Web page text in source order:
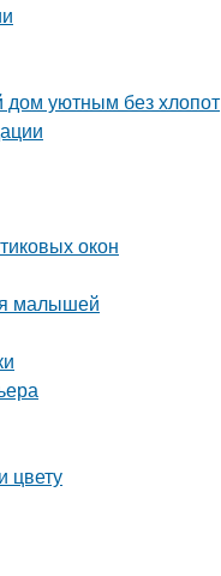
уютным без хлопот
окон
малышей
цвету